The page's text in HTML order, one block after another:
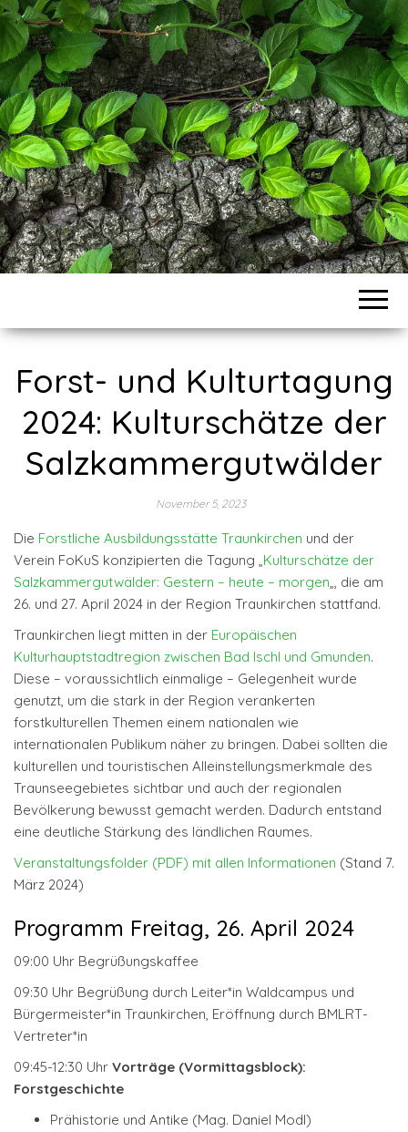
VEREIN FOKUS
– FORST- UND
KULTUR-
SERVICE
Forst- und Kulturtagung
2024: Kulturschätze der
Salzkammergutwälder
November 5, 2023
Die Forstliche Ausbildungsstätte Traunkirchen und der
Verein FoKuS konzipierten die Tagung „Kulturschätze der
Salzkammergutwälder: Gestern – heute – morgen„, die am
26. und 27. April 2024 in der Region Traunkirchen stattfand.
Traunkirchen liegt mitten in der Europäischen
Kulturhauptstadtregion zwischen Bad Ischl und Gmunden.
Diese – voraussichtlich einmalige – Gelegenheit wurde
genutzt, um die stark in der Region verankerten
forstkulturellen Themen einem nationalen wie
internationalen Publikum näher zu bringen. Dabei sollten die
kulturellen und touristischen Alleinstellungsmerkmale des
Traunseegebietes sichtbar und auch der regionalen
Bevölkerung bewusst gemacht werden. Dadurch entstand
eine deutliche Stärkung des ländlichen Raumes.
Veranstaltungsfolder (PDF) mit allen Informationen (Stand 7.
März 2024)
Programm Freitag, 26. April 2024
09:00 Uhr Begrüßungskaffee
09:30 Uhr Begrüßung durch Leiter*in Waldcampus und
Bürgermeister*in Traunkirchen, Eröffnung durch BMLRT-
Vertreter*in
09:45-12:30 Uhr Vorträge (Vormittagsblock):
Forstgeschichte
Prähistorie und Antike (Mag. Daniel Modl)